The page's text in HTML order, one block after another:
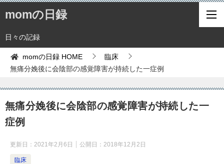
momの日録
日々の記録
momの日録 HOME
臨床
無痛分娩後に会陰部の感覚障害が持続した一症例
無痛分娩後に会陰部の感覚障害が持続した一
症例
更新日： 2021年2月6日 公開日： 2018年12月2日
臨床